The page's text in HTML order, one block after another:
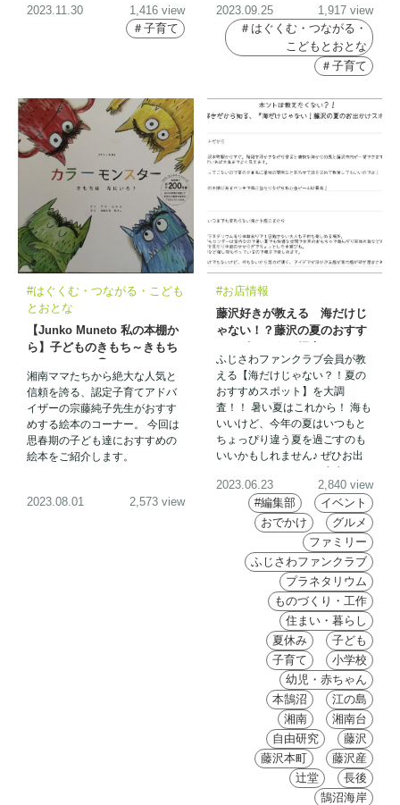
2023.11.30
1,416 view
＃子育て
2023.09.25
1,917 view
＃はぐくむ・つながる・
こどもとおとな
＃子育て
#はぐくむ・つながる・こども
とおとな
【Junko Muneto 私の本棚か
ら】子どものきもち～きもち
湘南ママたちから絶大な人気と
信頼を誇る、認定子育てアドバ
イザーの宗藤純子先生がおすす
めする絵本のコーナー。 今回は
思春期の子ども達におすすめの
絵本をご紹介します。
2023.08.01 2,573 view
#お店情報
藤沢好きが教える 海だけじ
ゃない！？藤沢の夏のおすす
ふじさわファンクラブ会員が教
える【海だけじゃない？！夏の
おすすめスポット】を大調
査！！ 暑い夏はこれから！ 海も
いいけど、今年の夏はいつもと
ちょっぴり違う夏を過ごすのも
いいかもしれません♪ ぜひお出
ていただけると嬉しいです！み
なさんで楽しい夏を過ごしまし
2023.06.23
2,840 view
#編集部
イベント
おでかけ
グルメ
ファミリー
ふじさわファンクラブ
プラネタリウム
ものづくり・工作
住まい・暮らし
夏休み
子ども
子育て
小学校
幼児・赤ちゃん
本鵠沼
江の島
湘南
湘南台
自由研究
藤沢
藤沢本町
藤沢産
辻堂
長後
鵠沼海岸